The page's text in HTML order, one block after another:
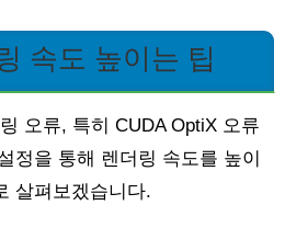
속도 높이는 팁
오류, 특히 CUDA OptiX 오류
정을 통해 렌더링 속도를 높이
살펴보겠습니다.